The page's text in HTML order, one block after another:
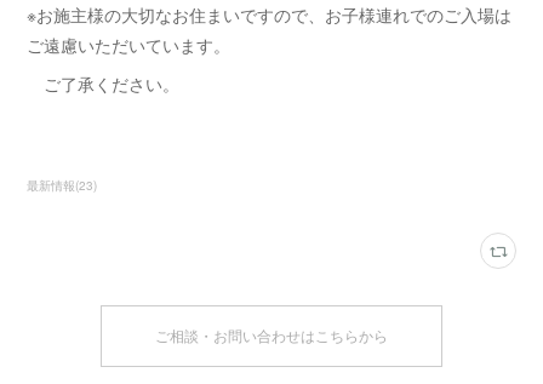
※お施主様の大切なお住まいですので、お子様連れでのご入場は
ご遠慮いただいています。
ご了承ください。
最新情報(23)
ご相談・お問い合わせはこちらから